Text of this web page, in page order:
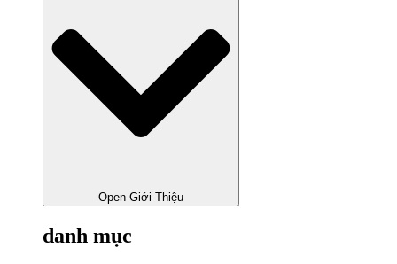
Open Giới Thiệu
danh mục